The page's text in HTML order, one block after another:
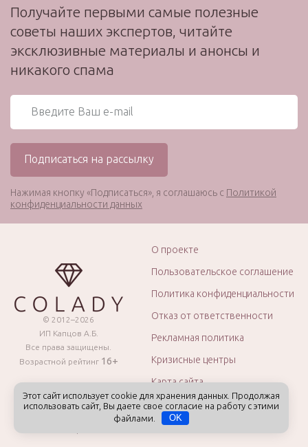
Получайте первыми самые полезные
советы наших экспертов, читайте
эксклюзивные материалы и анонсы и
никакого спама
Нажимая кнопку «Подписаться», я соглашаюсь с Политикой
конфиденциальности данных
© 2012–2026
ИП Капцов А.Б.
Все права защищены.
Возрастной рейтинг 16+
О проекте
Пользовательское соглашение
Политика конфиденциальности
Отказ от ответственности
Рекламная политика
Кризисные центры
Карта сайта
Присоединяйтесь к нашим сообществам
Этот сайт использует cookie для хранения данных. Продолжая
использовать сайт, Вы даете свое согласие на работу с этими
файлами.
OK